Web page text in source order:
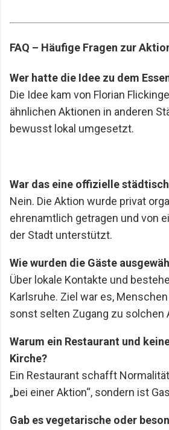
FAQ – Häufige Fragen zur
Wer hatte die Idee zu dem
Die Idee kam von Florian
ähnlichen Aktionen in anderen
bewusst lokal umgesetzt.
War das eine offizielle
Nein. Die Aktion wurde privat
ehrenamtlich getragen und von
der Stadt unterstützt.
Wie wurden die Gäste
Über lokale Kontakte und
Karlsruhe. Ziel war es,
sonst selten Zugang zu solchen
Warum ein Restaurant und
Kirche?
Ein Restaurant schafft
„bei einer Aktion“, sondern ist
Gab es vegetarische oder